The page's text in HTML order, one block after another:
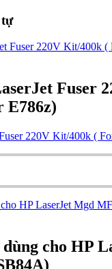
Fuser
E786z)
220V Kit/400k (
cho HP